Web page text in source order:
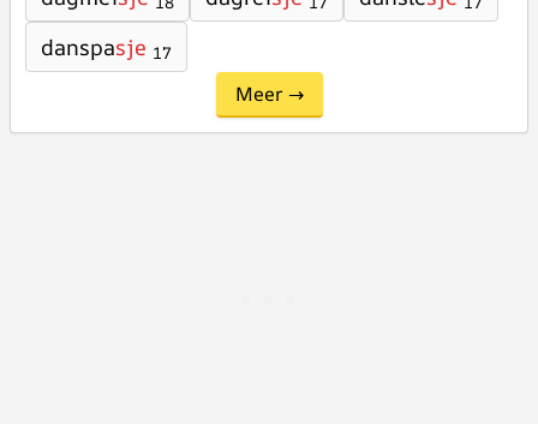
danspasje 17
Meer →